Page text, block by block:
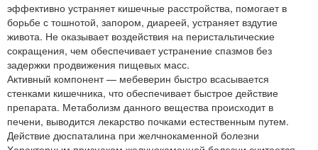
эффективно устраняет кишечные расстройства, помогает в
борьбе с тошнотой, запором, диареей, устраняет вздутие
живота. Не оказывает воздействия на перистальтические
сокращения, чем обеспечивает устранение спазмов без
задержки продвижения пищевых масс.
Активный компонент — мебеверин быстро всасывается
стенками кишечника, что обеспечивает быстрое действие
препарата. Метаболизм данного вещества происходит в
печени, выводится лекарство почками естественным путем.
Действие дюспаталина при желчнокаменной болезни